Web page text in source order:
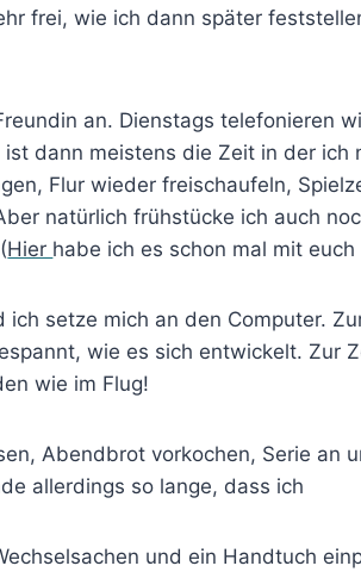
frei, wie ich dann später
an. Dienstags telefonieren
dann meistens die Zeit in der
Flur wieder freischaufeln,
natürlich frühstücke ich auch
Hier habe ich es schon mal mit
ich setze mich an den Computer.
wie es sich entwickelt. Zur
wie im Flug!
Abendbrot vorkochen, Serie an
allerdings so lange, dass ich
und ein Handtuch